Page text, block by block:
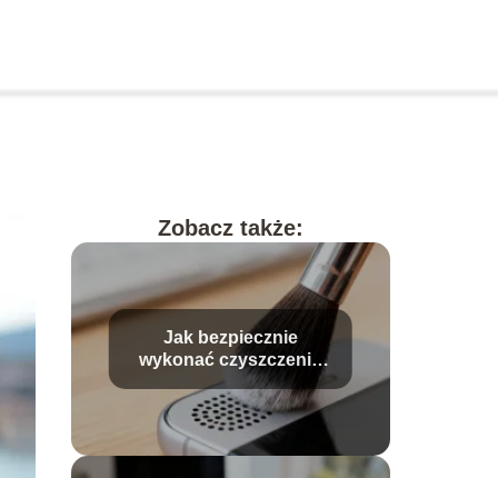
Zobacz także:
Jak bezpiecznie
wykonać czyszczenie
głośnika w telefonie?